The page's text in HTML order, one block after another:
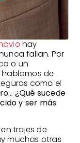
hay
fallan. Por
o un
de
como el
¿Qué sucede
y ser más
trajes de
muchas otras